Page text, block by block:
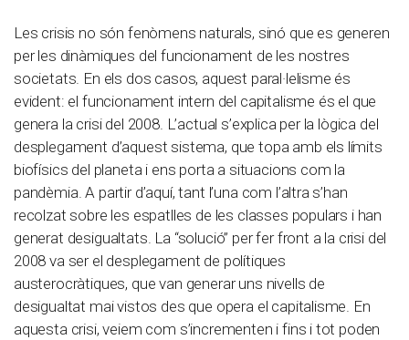
Les crisis no són fenòmens naturals, sinó que es generen
per les dinàmiques del funcionament de les nostres
societats. En els dos casos, aquest paral·lelisme és
evident: el funcionament intern del capitalisme és el que
genera la crisi del 2008. L’actual s’explica per la lògica del
desplegament d’aquest sistema, que topa amb els límits
biofísics del planeta i ens porta a situacions com la
pandèmia. A partir d’aquí, tant l’una com l’altra s’han
recolzat sobre les espatlles de les classes populars i han
generat desigualtats. La “solució” per fer front a la crisi del
2008 va ser el desplegament de polítiques
austerocràtiques, que van generar uns nivells de
desigualtat mai vistos des que opera el capitalisme. En
aquesta crisi, veiem com s’incrementen i fins i tot poden